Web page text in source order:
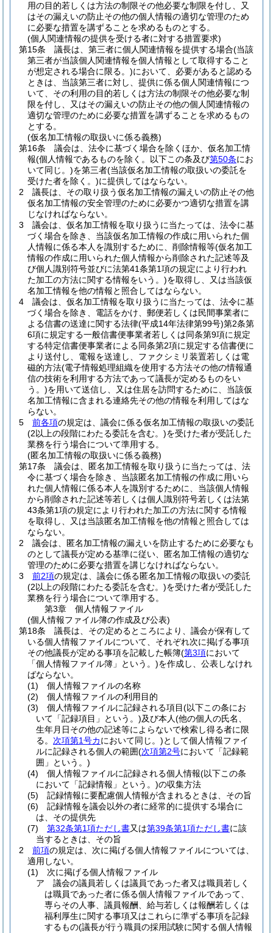
用の目的若しくは方法の制限その他必要な制限を付し、又
はその漏えいの防止その他の個人情報の適切な管理のため
に必要な措置を講ずることを求めるものとする。
(個人関連情報の提供を受ける者に対する措置要求)
第15条
議長は、第三者に個人関連情報を提供する場合(当該
第三者が当該個人関連情報を個人情報として取得すること
が想定される場合に限る。)において、必要があると認める
ときは、当該第三者に対し、提供に係る個人関連情報につ
いて、その利用の目的若しくは方法の制限その他必要な制
限を付し、又はその漏えいの防止その他の個人関連情報の
適切な管理のために必要な措置を講ずることを求めるもの
とする。
(仮名加工情報の取扱いに係る義務)
第16条
議会は、法令に基づく場合を除くほか、仮名加工情
報(個人情報であるものを除く。以下この条及び第50条にお
いて同じ。)を第三者(当該仮名加工情報の取扱いの委託を
受けた者を除く。)に提供してはならない。
2
議長は、その取り扱う仮名加工情報の漏えいの防止その他
仮名加工情報の安全管理のために必要かつ適切な措置を講
じなければならない。
3
議会は、仮名加工情報を取り扱うに当たっては、法令に基
づく場合を除き、当該仮名加工情報の作成に用いられた個
人情報に係る本人を識別するために、削除情報等(仮名加工
情報の作成に用いられた個人情報から削除された記述等及
び個人識別符号並びに法第41条第1項の規定により行われ
た加工の方法に関する情報をいう。)を取得し、又は当該仮
名加工情報を他の情報と照合してはならない。
4
議会は、仮名加工情報を取り扱うに当たっては、法令に基
づく場合を除き、電話をかけ、郵便若しくは民間事業者に
よる信書の送達に関する法律(平成14年法律第99号)第2条第
6項に規定する一般信書便事業者若しくは同条第9項に規定
する特定信書便事業者による同条第2項に規定する信書便に
より送付し、電報を送達し、ファクシミリ装置若しくは電
磁的方法(電子情報処理組織を使用する方法その他の情報通
信の技術を利用する方法であって議長が定めるものをい
う。)を用いて送信し、又は住居を訪問するために、当該仮
名加工情報に含まれる連絡先その他の情報を利用してはな
らない。
5
前各項の規定は、議会に係る仮名加工情報の取扱いの委託
(2以上の段階にわたる委託を含む。)を受けた者が受託した
業務を行う場合について準用する。
(匿名加工情報の取扱いに係る義務)
第17条
議会は、匿名加工情報を取り扱うに当たっては、法
令に基づく場合を除き、当該匿名加工情報の作成に用いら
れた個人情報に係る本人を識別するために、当該個人情報
から削除された記述等若しくは個人識別符号若しくは法第
43条第1項の規定により行われた加工の方法に関する情報
を取得し、又は当該匿名加工情報を他の情報と照合しては
ならない。
2
議会は、匿名加工情報の漏えいを防止するために必要なも
のとして議長が定める基準に従い、匿名加工情報の適切な
管理のために必要な措置を講じなければならない。
3
前2項の規定は、議会に係る匿名加工情報の取扱いの委託
(2以上の段階にわたる委託を含む。)を受けた者が受託した
業務を行う場合について準用する。
第3章
個人情報ファイル
(個人情報ファイル簿の作成及び公表)
第18条
議長は、その定めるところにより、議会が保有して
いる個人情報ファイルについて、それぞれ次に掲げる事項
その他議長が定める事項を記載した帳簿(第3項において
「個人情報ファイル簿」という。)を作成し、公表しなけれ
ばならない。
(1)
個人情報ファイルの名称
(2)
個人情報ファイルの利用目的
(3)
個人情報ファイルに記録される項目(以下この条にお
いて「記録項目」という。)及び本人(他の個人の氏名、
生年月日その他の記述等によらないで検索し得る者に限
る。 次項第1号カにおいて同じ。)として個人情報ファイ
ルに記録される個人の範囲(次項第2号において「記録範
囲」という。)
(4)
個人情報ファイルに記録される個人情報(以下この条
において「記録情報」という。)の収集方法
(5)
記録情報に要配慮個人情報が含まれるときは、その旨
(6)
記録情報を議会以外の者に経常的に提供する場合に
は、その提供先
(7)
第32条第1項ただし書又は第39条第1項ただし書に該
当するときは、その旨
2
前項の規定は、次に掲げる個人情報ファイルについては、
適用しない。
(1)
次に掲げる個人情報ファイル
ア
議会の議員若しくは議員であった者又は職員若しく
は職員であった者に係る個人情報ファイルであって、
専らその人事、議員報酬、給与若しくは報酬若しくは
福利厚生に関する事項又はこれらに準ずる事項を記録
するもの(議長が行う職員の採用試験に関する個人情報